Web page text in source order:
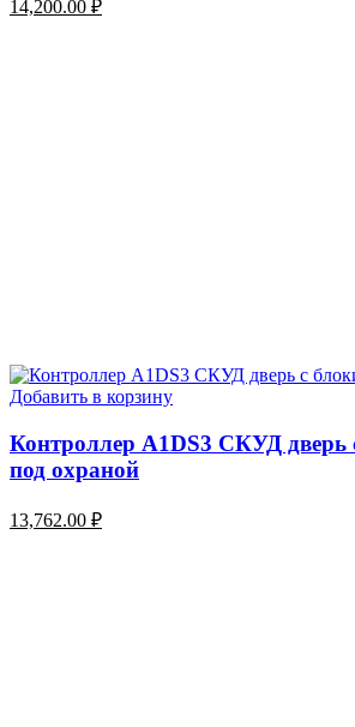
14,200.00 ₽
Добавить в корзину
Контроллер A1DS3 СКУД дверь
под охраной
13,762.00 ₽